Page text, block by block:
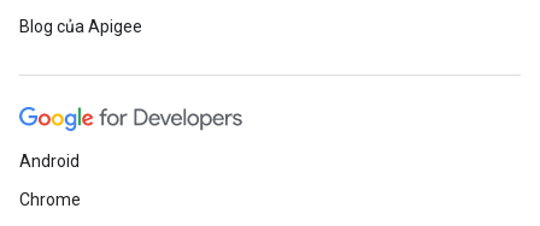
Blog của Apigee
Android
Chrome